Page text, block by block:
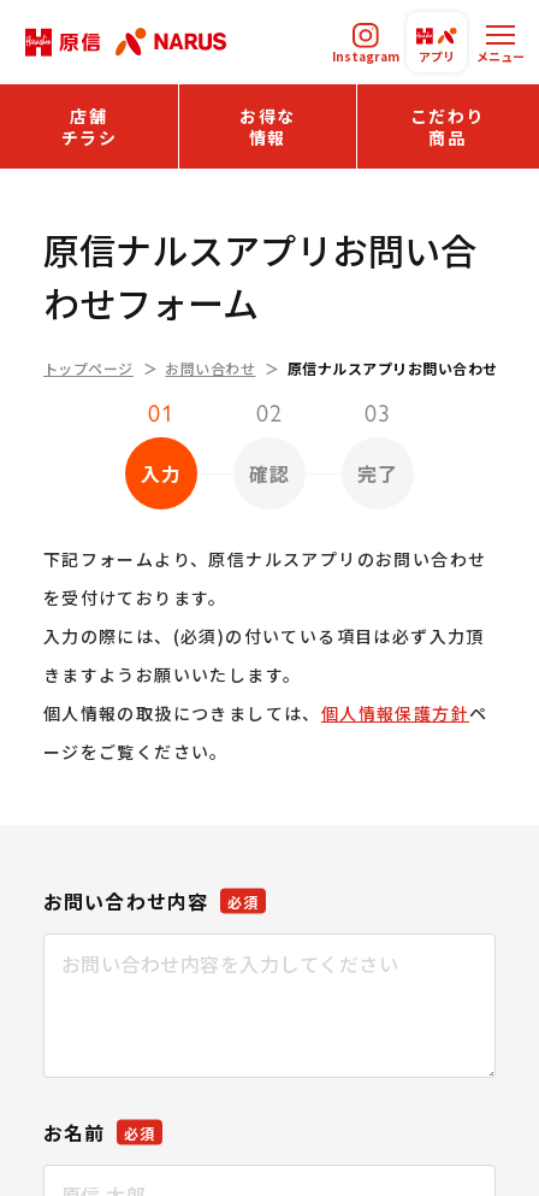
Instagram アプリ メニュー
店舗
チラシ
お得な
情報
こだわり
商品
原信ナルスアプリお問い合
わせフォーム
トップページ お問い合わせ 原信ナルスアプリお問い合わせフォ
01
入力
02
確認
03
完了
下記フォームより、原信ナルスアプリのお問い合わせ
を受付けております。
入力の際には、(必須)の付いている項目は必ず入力頂
きますようお願いいたします。
個人情報の取扱につきましては、 個人情報保護方針ペ
ージをご覧ください。
お問い合わせ内容 必須
お名前 必須